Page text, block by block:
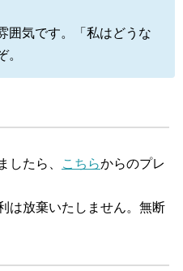
囲気です。「私はどうな
。
したら、 こちらからのプレ
は放棄いたしません。無断